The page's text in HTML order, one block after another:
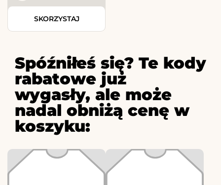
SKORZYSTAJ
Spóźniłeś się? Te kody
rabatowe już
wygasły, ale może
nadal obniżą cenę w
koszyku: